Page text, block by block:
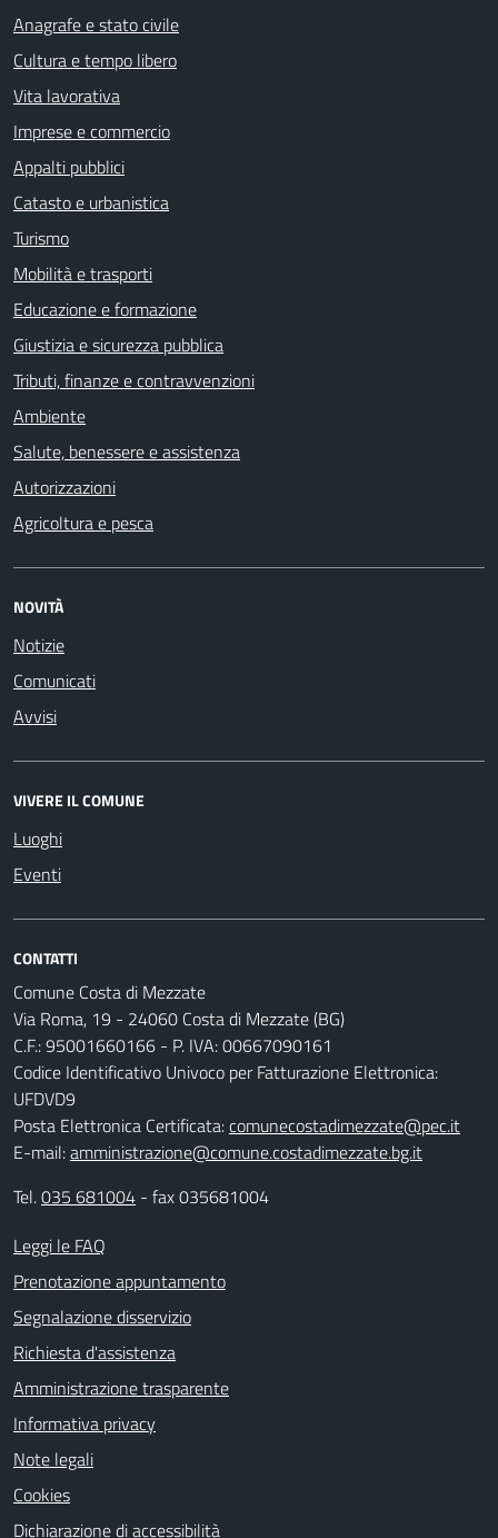
Anagrafe e stato civile
Cultura e tempo libero
Vita lavorativa
Imprese e commercio
Appalti pubblici
Catasto e urbanistica
Turismo
Mobilità e trasporti
Educazione e formazione
Giustizia e sicurezza pubblica
Tributi, finanze e contravvenzioni
Ambiente
Salute, benessere e assistenza
Autorizzazioni
Agricoltura e pesca
NOVITÀ
Notizie
Comunicati
Avvisi
VIVERE IL COMUNE
Luoghi
Eventi
CONTATTI
Comune Costa di Mezzate
Via Roma, 19 - 24060 Costa di Mezzate (BG)
C.F.: 95001660166 - P. IVA: 00667090161
Codice Identificativo Univoco per Fatturazione Elettronica:
UFDVD9
Posta Elettronica Certificata:comunecostadimezzate@pec.it
E-mail:amministrazione@comune.costadimezzate.bg.it
Tel.035 681004 - fax 035681004
Leggi le FAQ
Prenotazione appuntamento
Segnalazione disservizio
Richiesta d'assistenza
Amministrazione trasparente
Informativa privacy
Note legali
Cookies
Dichiarazione di accessibilità